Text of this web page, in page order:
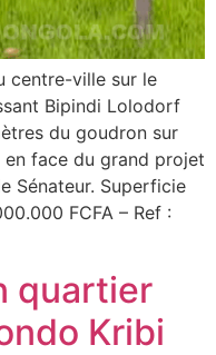
centre-ville sur le
Bipindi Lolodorf
du goudron sur
en face du grand projet
Sénateur. Superficie
FCFA – Ref :
quartier
Kribi